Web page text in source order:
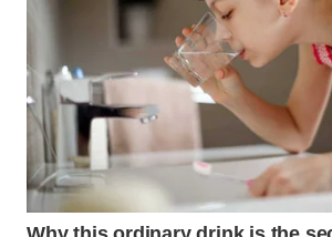
WN
BINTAN
WN
MANDALIKA